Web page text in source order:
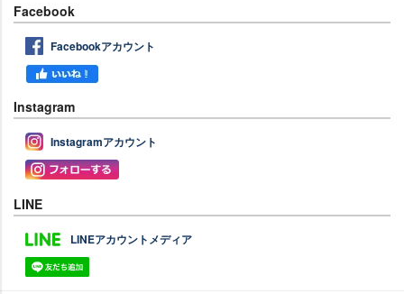
Facebook
Facebookアカウント
Instagram
Instagramアカウント
LINE
LINEアカウントメディア